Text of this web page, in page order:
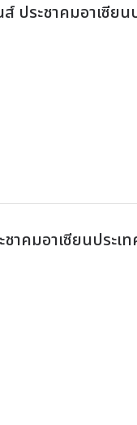
ประชาคมอาเซียน
ชาคมอาเซียนประเ